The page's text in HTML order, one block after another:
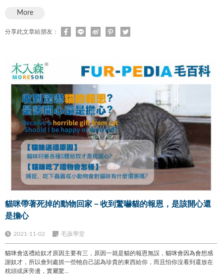
More
分享此文章給朋友：
貓咪帶著死掉的動物回家－收到驚嚇貓的報恩，是該開心還
是擔心
2021-11-02 毛孩學堂
貓咪會送禮給奴才原因主要有三，原因一就是貓的報恩無誤，貓咪會因為會想感
謝奴才，所以會到處抓一些牠自己認為珍貴的東西給你，而且怕你沒看到還放在
枕頭或床旁邊，實屬驚...